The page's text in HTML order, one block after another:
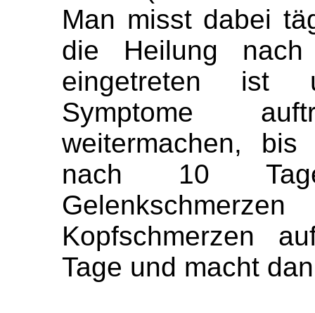
Man misst dabei
die Heilung
eingetreten ist
Symptome
weitermachen,
nach 10
Kopfschmerzen
Tage und macht